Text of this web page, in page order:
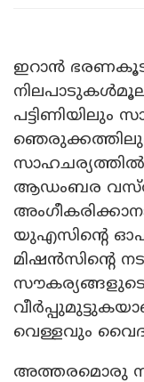
ഇറാൻ
പട്ടിണിയിലും
ആഡംബര
യുഎസിന്റെ
മിഷൻസിന്റെ
വെള്ളവും
അത്തരമൊരു